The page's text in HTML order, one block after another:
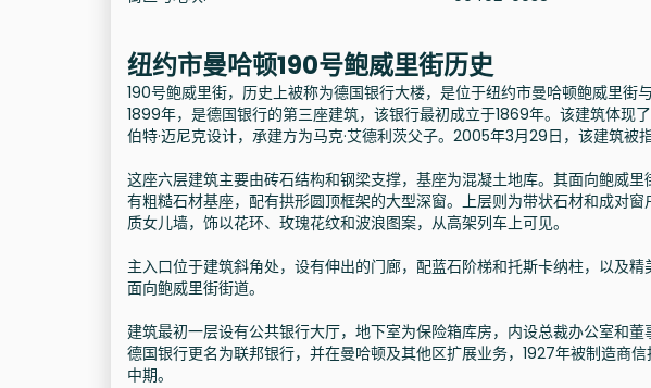
纽约市曼哈顿190号鲍威里街历史
190号鲍威里街，历史上被称为德国银行大楼，是位于纽约市曼哈顿鲍威里街
1899年，是德国银行的第三座建筑，该银行最初成立于1869年。该建筑体现
伯特·迈尼克设计，承建方为马克·艾德利茨父子。2005年3月29日，该建筑被
这座六层建筑主要由砖石结构和钢梁支撑，基座为混凝土地库。其面向鲍威
有粗糙石材基座，配有拱形圆顶框架的大型深窗。上层则为带状石材和成对
质女儿墙，饰以花环、玫瑰花纹和波浪图案，从高架列车上可见。
主入口位于建筑斜角处，设有伸出的门廊，配蓝石阶梯和托斯卡纳柱，以及
面向鲍威里街街道。
建筑最初一层设有公共银行大厅，地下室为保险箱库房，内设总裁办公室和董
德国银行更名为联邦银行，并在曼哈顿及其他区扩展业务，1927年被制造商
中期。